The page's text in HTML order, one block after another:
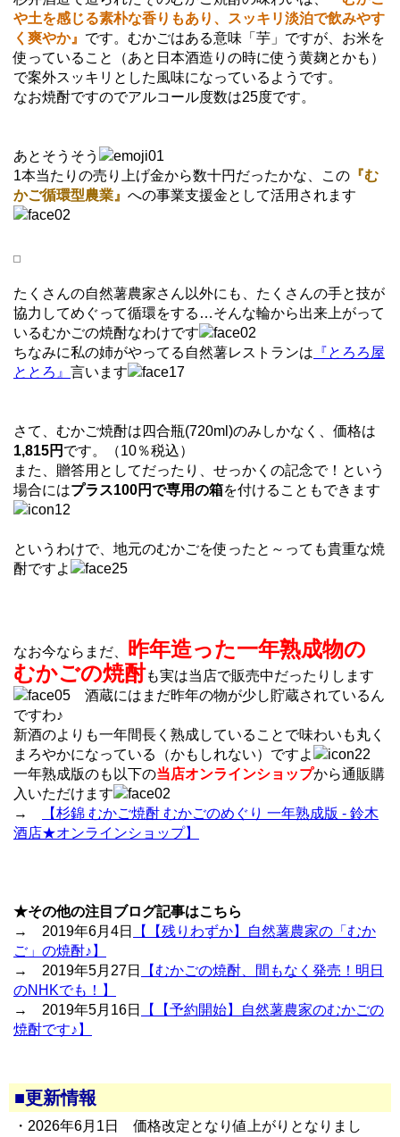
や土を感じる素朴な香りもあり、スッキリ淡泊で飲みやす
く爽やか』 です。むかごはある意味「芋」ですが、お米を
使っていること（あと日本酒造りの時に使う黄麹とかも）
で案外スッキリとした風味になっているようです。
なお焼酎ですのでアルコール度数は25度です。
あとそうそう
1本当たりの売り上げ金から数十円だったかな、この 『む
かご循環型農業』 への事業支援金として活用されます
たくさんの自然薯農家さん以外にも、たくさんの手と技が
協力してめぐって循環をする…そんな輪から出来上がって
いるむかごの焼酎なわけです
ちなみに私の姉がやってる自然薯レストランは 『とろろ屋
ととろ』 言います
さて、むかご焼酎は四合瓶(720ml)のみしかなく、価格は
1,815円 です。（10％税込）
また、贈答用としてだったり、せっかくの記念で！という
場合にはプラス100円で専用の箱を付けることもできます
というわけで、地元のむかごを使ったと～っても貴重な焼
酎ですよ
なお今ならまだ、
昨年造った一年熟成物の
むかごの焼酎も実は当店で販売中だったりします
酒蔵にはまだ昨年の物が少し貯蔵されているん
ですわ♪
新酒のよりも一年間長く熟成していることで味わいも丸く
まろやかになっている（かもしれない）ですよ
一年熟成版のも以下の当店オンラインショップから通販購
入いただけます
→
【杉錦 むかご焼酎 むかごのめぐり 一年熟成版 - 鈴木
酒店★オンラインショップ】
★その他の注目ブログ記事はこちら
→ 2019年6月4日
【【残りわずか】自然薯農家の「むか
ご」の焼酎♪】
→ 2019年5月27日
【むかごの焼酎、間もなく発売！明日
のNHKでも！】
→ 2019年5月16日
【【予約開始】自然薯農家のむかごの
焼酎です♪】
■更新情報
・2026年6月1日 価格改定となり値上がりとなりまし